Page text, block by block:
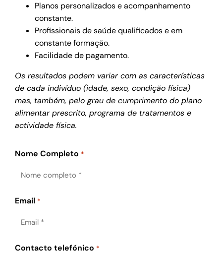
Planos personalizados e acompanhamento
constante.
Profissionais de saúde qualificados e em
constante formação.
Facilidade de pagamento.
Os resultados podem variar com as características
de cada indivíduo (idade, sexo, condição física)
mas, também, pelo grau de cumprimento do plano
alimentar prescrito, programa de tratamentos e
actividade física.
Nome Completo *
Email *
Contacto telefónico *